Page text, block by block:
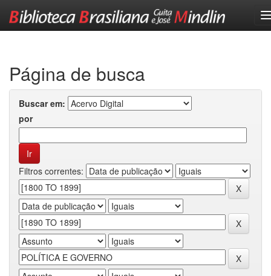
Página de busca
Buscar em:
por
Filtros correntes: